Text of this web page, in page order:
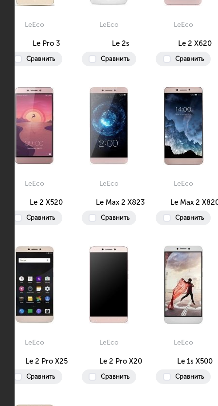
LeEco
Le Pro 3
Сравнить
LeEco
Le 2s
Сравнить
LeEco
Le 2 X620
Сравнить
LeEco
Le 2 X520
Сравнить
LeEco
Le Max 2 X823
Сравнить
LeEco
Le Max 2
Сравнить
LeEco
Le 2 Pro X25
Сравнить
LeEco
Le 2 Pro X20
Сравнить
LeEco
Le 1s X500
Сравнить